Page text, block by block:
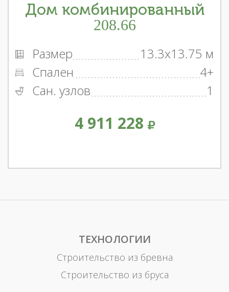
Дом комбинированный
208.66
Размер
13.3x13.75 м
Спален
4+
Сан. узлов
1
4 911 228
ТЕХНОЛОГИИ
Строительство из бревна
Строительство из бруса